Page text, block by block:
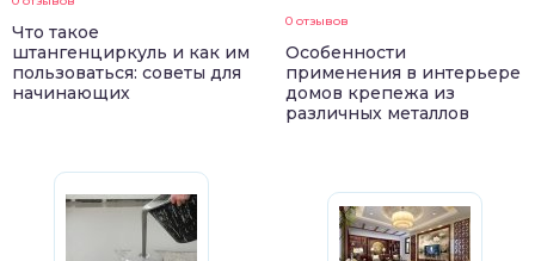
Что такое
штангенциркуль и как им
пользоваться: советы для
начинающих
0 отзывов
Особенности
применения в интерьере
домов крепежа из
различных металлов